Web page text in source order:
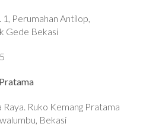
1, Perumahan Antilop,
Gede Bekasi
Raya. Ruko Kemang Pratama
Bekasi